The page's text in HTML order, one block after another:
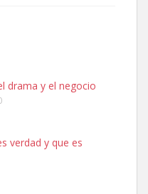
drama y el negocio
verdad y que es